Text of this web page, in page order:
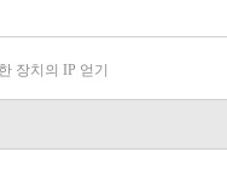
장치의 IP 얻기